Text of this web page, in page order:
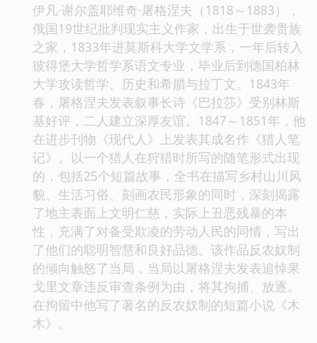
伊凡·谢尔盖耶维奇·屠格涅夫（1818～1883），
俄国19世纪批判现实主义作家，出生于世袭贵族
之家，1833年进莫斯科大学文学系，一年后转入
彼得堡大学哲学系语文专业，毕业后到德国柏林
大学攻读哲学、历史和希腊与拉丁文。1843年
春，屠格涅夫发表叙事长诗《巴拉莎》受别林斯
基好评，二人建立深厚友谊。1847～1851年，他
在进步刊物《现代人》上发表其成名作《猎人笔
记》。以一个猎人在狩猎时所写的随笔形式出现
的，包括25个短篇故事，全书在描写乡村山川风
貌、生活习俗、刻画农民形象的同时，深刻揭露
了地主表面上文明仁慈，实际上丑恶残暴的本
性，充满了对备受欺凌的劳动人民的同情，写出
了他们的聪明智慧和良好品德。该作品反农奴制
的倾向触怒了当局，当局以屠格涅夫发表追悼果
戈里文章违反审查条例为由，将其拘捕、放逐。
在拘留中他写了著名的反农奴制的短篇小说《木
木》。